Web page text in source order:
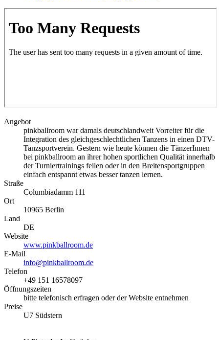
Angebot
pinkballroom war damals deutschlandweit Vorreiter für die
Integration des gleichgeschlechtlichen Tanzens in einen DTV-
Tanzsportverein. Gestern wie heute können die TänzerInnen
bei pinkballroom an ihrer hohen sportlichen Qualität innerhalb
der Turniertrainings feilen oder in den Breitensportgruppen
einfach entspannt etwas besser tanzen lernen.
Straße
Columbiadamm 111
Ort
10965 Berlin
Land
DE
Website
www.pinkballroom.de
E-Mail
info@pinkballroom.de
Telefon
+49 151 16578097
Öffnungszeiten
bitte telefonisch erfragen oder der Website entnehmen
Preise
U7 Südstern